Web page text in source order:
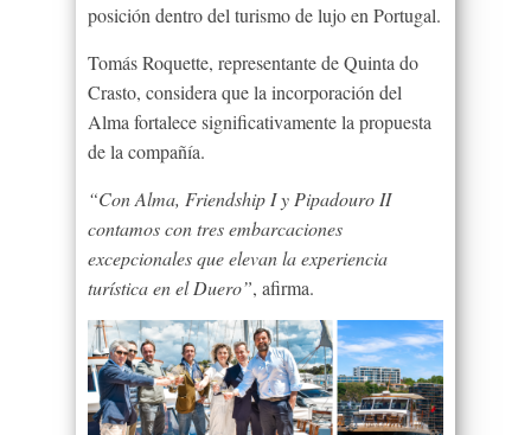
posición dentro del turismo de lujo en Portugal.
Tomás Roquette, representante de Quinta do
Crasto, considera que la incorporación del
Alma fortalece significativamente la propuesta
de la compañía.
“Con Alma, Friendship I y Pipadouro II
contamos con tres embarcaciones
excepcionales que elevan la experiencia
turística en el Duero”, afirma.